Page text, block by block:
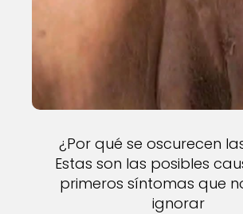
¿Por qué se oscurecen
Estas son las posibles
primeros síntomas que
ignorar